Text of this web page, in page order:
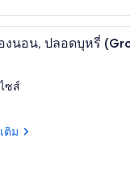
พิการ (Mobility/ห้องสวีท
งนอน, ปลอดบุหรี่
ซส์
ติม